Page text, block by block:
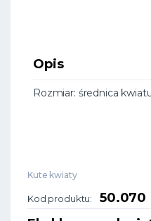
Opis
Rozmiar: średnica
Kute kwiaty
Kod produktu:
50.070